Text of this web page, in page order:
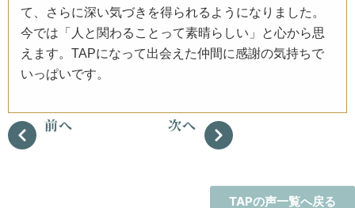
て、さらに深い気づきを得られるようになりました。
今では「人と関わることって素晴らしい」と心から思
えます。TAPになって出会えた仲間に感謝の気持ちで
いっぱいです。
前へ 次へ
TAPの声一覧へ戻る